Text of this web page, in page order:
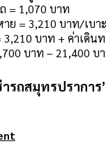
= 1,070 บาท
าย = 3,210 บาท/เบาะ
บาท + ค่าเดิน
บาท – 21,400 บ
รถสมุทรปราการ